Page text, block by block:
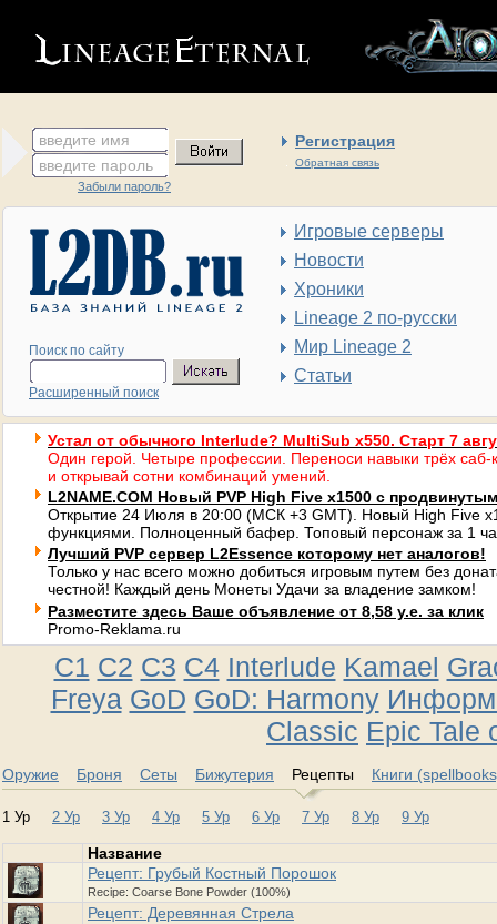
введите имя Регистрация
Обратная связь
введите пароль
Забыли пароль?
Поиск по сайту
Расширенный поиск
Игровые серверы
Новости
Хроники
Lineage 2 по-русски
Мир Lineage 2
Статьи
Устал от обычного Interlude? MultiSub x550. Старт 7
Один герой. Четыре профессии. Переноси навыки трёх саб-
и открывай сотни комбинаций умений.
L2NAME.COM Новый PVP High Five x1500 с
Открытие 24 Июля в 20:00 (МСК +3 GMT). Новый High Five
функциями. Полноценный бафер. Топовый персонаж за 1
Лучший PVP сервер L2Essence которому нет аналогов!
Только у нас всего можно добиться игровым путем без
честной! Каждый день Монеты Удачи за владение замком!
Разместите здесь Ваше объявление от 8,58 у.е. за клик
Promo-Reklama.ru
C1 C2 C3 C4 Interlude Kamael
Freya GoD GoD: Harmony
Classic Epic Tale
Оружие Броня Сеты Бижутерия Рецепты Книги
1 Ур 2 Ур 3 Ур 4 Ур 5 Ур 6 Ур 7 Ур 8 Ур 9 Ур
Название
Рецепт: Грубый Костный Порошок
Recipe: Coarse Bone Powder (100%)
Рецепт: Деревянная Стрела